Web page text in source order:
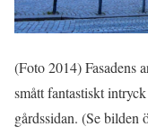
(Foto 2014) Fasadens
smått fantastiskt
gårdssidan. (Se bilden